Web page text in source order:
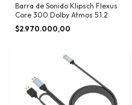
Barra de Sonido Klipsch Flexus
Core 300 Dolby Atmos 5.1.2
$2.970.000,00